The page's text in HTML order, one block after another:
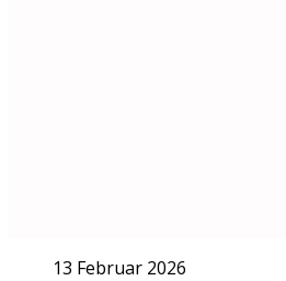
13 Februar 2026